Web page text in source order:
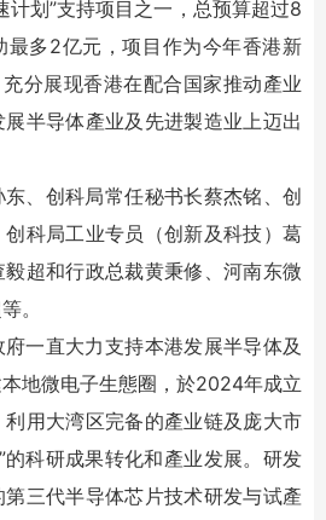
计划”支持项目之一，总预算超过8
最多2亿元，项目作为今年香港新
分展现香港在配合国家推动產业
半导体產业及先进製造业上迈出
、创科局常任秘书长蔡杰铭、创
科局工业专员（创新及科技）葛
超和行政总裁黄秉修、河南东微
。
直大力支持本港发展半导体及
地微电子生態圈，於2024年成立
用大湾区完备的產业链及庞大市
的科研成果转化和產业发展。研发
三代半导体芯片技术研发与试產